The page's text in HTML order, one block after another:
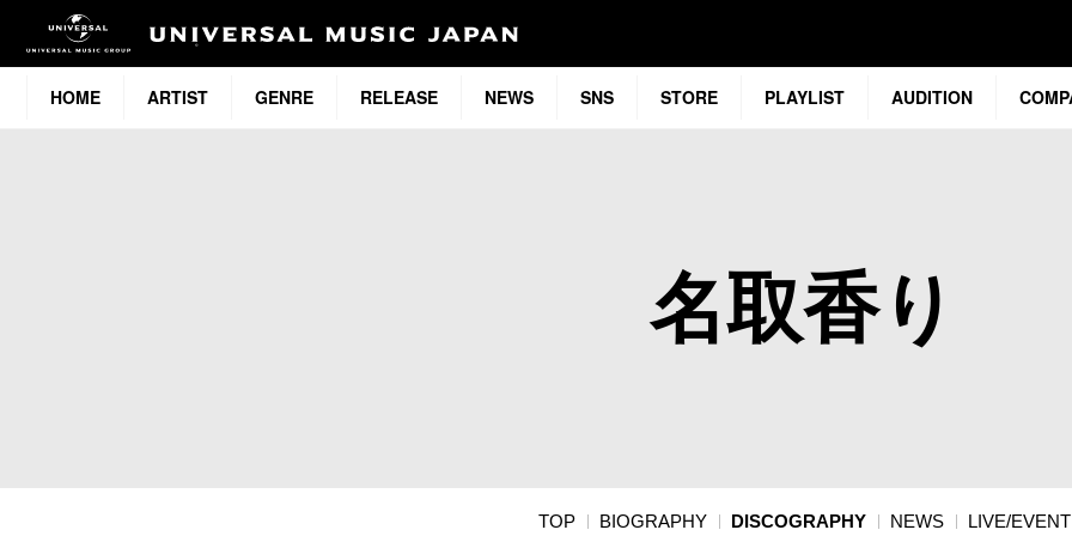
HOME ARTIST GENRE RELEASE NEWS SNS STORE PLAYLIST AUDITION
名取香り
TOP BIOGRAPHY DISCOGRAPHY NEWS LIVE/EVENT